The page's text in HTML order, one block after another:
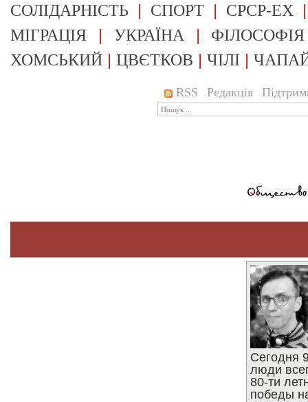
СОЛІДАРНІСТЬ | СПОРТ | СРСР-EX
МІГРАЦІЯ | УКРАЇНА | ФІЛОСОФІЯ
ХОМСЬКИЙ | ЦВЄТКОВ | ЧІЛІ |
RSS Редакція
Сегодня
люди
80-ти
победы